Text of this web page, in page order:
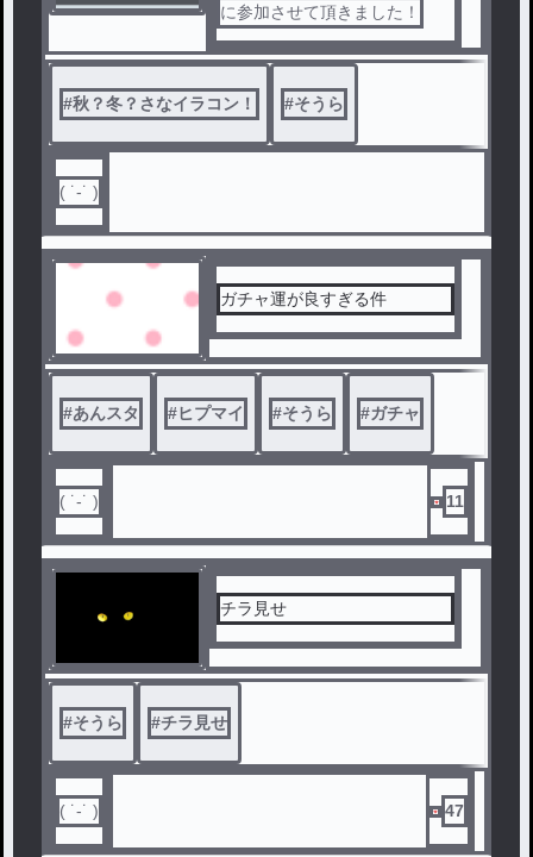
に参加させて頂きました！
#秋？冬？さなイラコン！ #そうら
( ˙-˙ )
ガチャ運が良すぎる件
#あんスタ #ヒプマイ #そうら #ガチャ
( ˙-˙ ) 11
チラ見せ
#そうら #チラ見せ
( ˙-˙ ) 47